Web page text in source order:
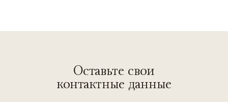
Оставьте свои
контактные данные